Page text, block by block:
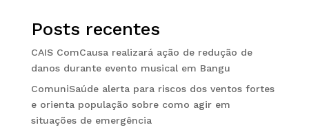
Posts recentes
CAIS ComCausa realizará ação de redução de
danos durante evento musical em Bangu
ComuniSaúde alerta para riscos dos ventos fortes
e orienta população sobre como agir em
situações de emergência